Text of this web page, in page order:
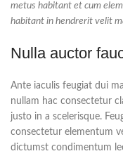
metus habitant et cum
habitant in hendrerit velit
Nulla auctor
Ante iaculis feugiat dui
nullam hac consectetur
justo in a scelerisque.
consectetur elementum
dictumst condimentum